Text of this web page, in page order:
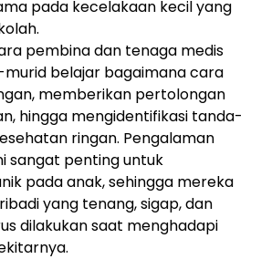
pada kecelakaan kecil yang
pembina dan tenaga medis
belajar bagaimana cara
memberikan pertolongan
hingga mengidentifikasi tanda-
ringan. Pengalaman
sangat penting untuk
pada anak, sehingga mereka
yang tenang, sigap, dan
dilakukan saat menghadapi